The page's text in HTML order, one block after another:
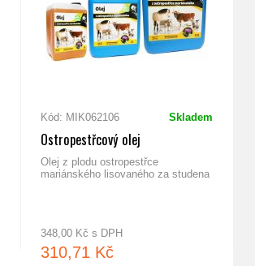
Kód: MIK062106 Skladem
Ostropestřcový olej
Olej z plodu ostropestřce
mariánského lisovaného za studena
348,00 Kč s DPH
310,71 Kč